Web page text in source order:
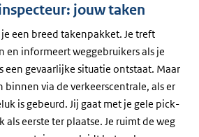
jouw taken
een breed takenpakket. Je treft
en informeert weggebruikers als je
een gevaarlijke situatie ontstaat. Maar
via de verkeerscentrale, als er
is gebeurd. Jij gaat met je gele pick-
als eerste ter plaatse. Je ruimt de weg